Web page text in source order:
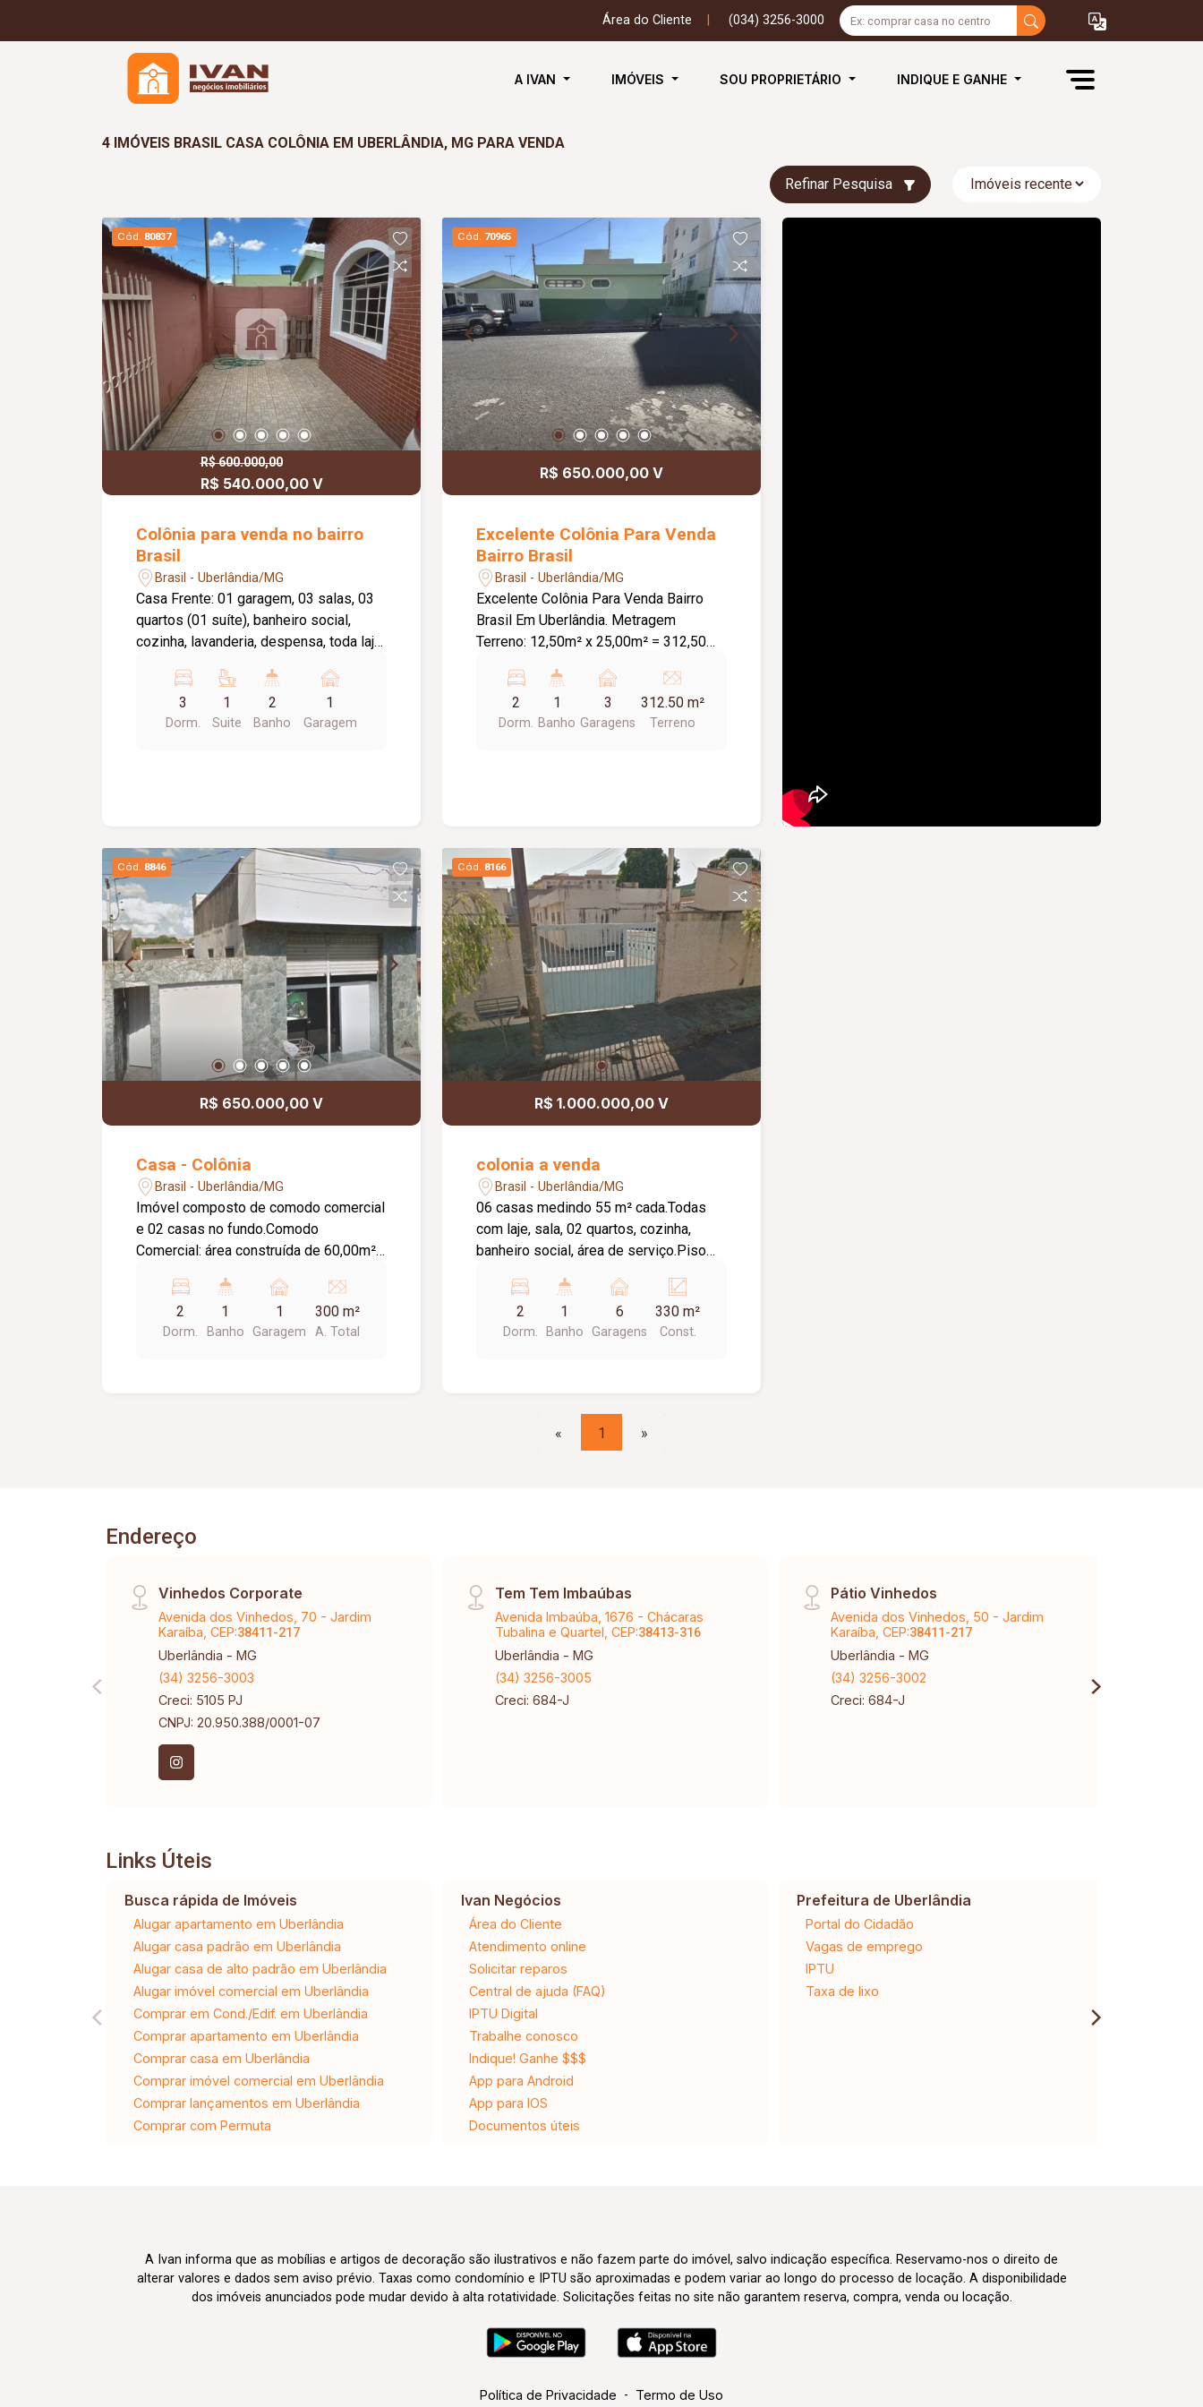
Área do Cliente (034) 3256-3000
A IVAN IMÓVEIS SOU PROPRIETÁRIO INDIQUE E GANHE
4 IMÓVEIS BRASIL CASA COLÔNIA EM UBERLÂNDIA, MG PARA VENDA
Refinar Pesquisa
Cód. 80837
R$ 600.000,00
R$ 540.000,00 V
Colônia para venda no bairro
Brasil
Brasil - Uberlândia/MG
Casa Frente: 01 garagem, 03 salas, 03
quartos (01 suíte), banheiro social,
cozinha, lavanderia, despensa, toda laje,
aproximadamente 84,50m² de
construção. Casa 01: Sala, 02 quartos,
banheiro social, cozinha, lavandeira,
aproximadamente 53.56m² de
construção. Casa 03: Sala, 02 quartos,
banheiro social, cozinha, lavanderia,
piso cerâmica, sem laje, forro PVC, com
aproximadamente 30,00m² de
construção. Metragem Terreno: 12,50m
x 40,00m = 500,00m². Metragem
Construída Total: Aproximadamente
243,42m².
3
Dorm.
1
Suite
2
Banho
1
Garagem
Cód. 70965
R$ 650.000,00 V
Excelente Colônia Para Venda
Bairro Brasil
Brasil - Uberlândia/MG
Excelente Colônia Para Venda Bairro
Brasil Em Uberlândia. Metragem
Terreno: 12,50m² x 25,00m² = 312,50m².
Aproximadamente 203,99m². Casa
Frente: Aproximadamente 66,31m² de
construção. Estacionamento 01 carro,
Estacionamento 01 carro, Sala, Sala
jantar, Dois quartos, Banheiro social,
Cozinha, Lavanderia, Quintal, Piso
cerâmica, Toda laje. Casa Fundo(Casa
02): Aproximadamente 71,37m² de
construção. Estacionamento 01 carro,
Varanda, Sala, Sala jantar, Dois quartos,
Banheiro social, Cozinha, Lavanderia,
Quintal, Piso cerâmica, Toda laje.
2
Dorm.
1
Banho
3
Garagens
312.50 m²
Terreno
Cód. 8846
R$ 650.000,00 V
Casa - Colônia
Brasil - Uberlândia/MG
Imóvel composto de comodo comercial
e 02 casas no fundo.Comodo
Comercial: área construída de 60,00m²,
ardósia e 01 banheiro.Casa 01: 01
garagem, sala, 01 quarto, banheiro,
cozinha, lavanderia, com área
2
Dorm.
1
Banho
1
Garagem
300 m²
A. Total
Cód. 8166
R$ 1.000.000,00 V
colonia a venda
Brasil - Uberlândia/MG
06 casas medindo 55 m² cada.Todas
com laje, sala, 02 quartos, cozinha,
banheiro social, área de serviço.Piso
2
Dorm.
1
Banho
6
Garagens
330 m²
Const.
« 1 »
Endereço
Vinhedos Corporate
Avenida dos Vinhedos, 70 - Jardim
Karaíba, CEP:38411-217
Uberlândia - MG
(34) 3256-3003
Creci: 5105 PJ
CNPJ: 20.950.388/0001-07
Tem Tem Imbaúbas
Avenida Imbaúba, 1676 - Chácaras
Tubalina e Quartel, CEP:38413-316
Uberlândia - MG
(34) 3256-3005
Creci: 684-J
Pátio Vinhedos
Avenida dos Vinhedos, 50 - Jardim
Karaíba, CEP:38411-217
Uberlândia - MG
(34) 3256-3002
Creci: 684-J
Links Úteis
Busca rápida de Imóveis
Alugar apartamento em Uberlândia
Alugar casa padrão em Uberlândia
Alugar casa de alto padrão em Uberlândia
Alugar imóvel comercial em Uberlândia
Comprar em Cond./Edif. em Uberlândia
Comprar apartamento em Uberlândia
Comprar casa em Uberlândia
Comprar imóvel comercial em Uberlândia
Comprar lançamentos em Uberlândia
Comprar com Permuta
Ivan Negócios
Área do Cliente
Atendimento online
Solicitar reparos
Central de ajuda (FAQ)
IPTU Digital
Trabalhe conosco
Indique! Ganhe $$$
App para Android
App para IOS
Documentos úteis
Prefeitura de Uberlândia
Portal do Cidadão
Vagas de emprego
IPTU
Taxa de lixo
A Ivan informa que as mobílias e artigos de decoração são ilustrativos e não fazem parte do imóvel, salvo indicação específica. Reservamo-nos o direito de
alterar valores e dados sem aviso prévio. Taxas como condomínio e IPTU são aproximadas e podem variar ao longo do processo de locação. A disponibilidade
dos imóveis anunciados pode mudar devido à alta rotatividade. Solicitações feitas no site não garantem reserva, compra, venda ou locação.
Política de Privacidade - Termo de Uso